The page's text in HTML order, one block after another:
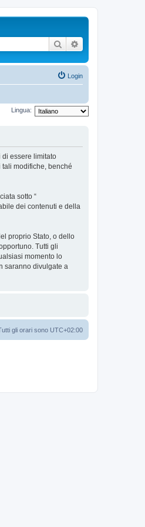
Cerca
Login
Lingua:
di essere limitato
tali modifiche, benché
sotto “
dei contenuti e della
proprio Stato, o dello
Tutti gli
momento lo
saranno divulgate a
gli orari sono UTC+02:00